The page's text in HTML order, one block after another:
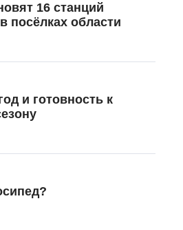
16 станций
посёлках области
и готовность к